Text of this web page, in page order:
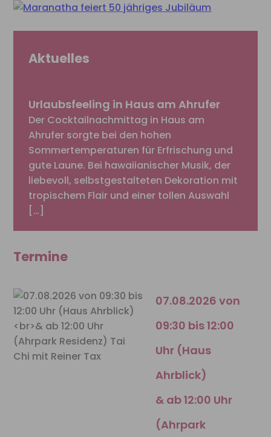
Aktuelles
Urlaubsfeeling in Haus am Ahrufer
Der Cocktailnachmittag in Haus am
Ahrufer sorgte bei den hohen
Sommertemperaturen für Erfrischung und
gute Laune. Bei hawaiianischer Musik, der
liebevoll, selbstgestalteten Dekoration mit
tropischem Flair und einer tollen Auswahl
[…]
Termine
07.08.2026 von
09:30 bis 12:00
Uhr (Haus
Ahrblick)
& ab 12:00 Uhr
(Ahrpark